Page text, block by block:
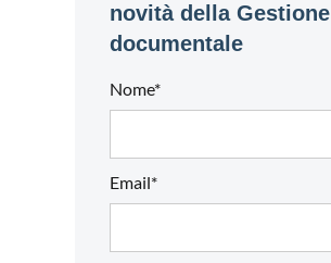
novità della Gestione
documentale
Nome*
Email*